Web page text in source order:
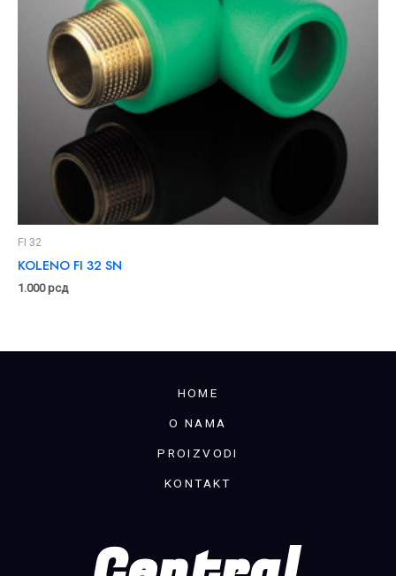
FI 32
KOLENO FI 32 SN
1.000рсд
HOME
O NAMA
PROIZVODI
KONTAKT